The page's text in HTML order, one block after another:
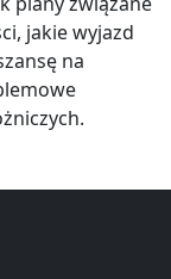
jakie wyjazd
na